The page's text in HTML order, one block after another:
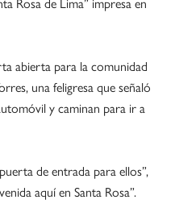
Rosa de Lima” impresa en
abierta para la comunidad
una feligresa que señaló
y caminan para ir a
de entrada para ellos”,
aquí en Santa Rosa”.